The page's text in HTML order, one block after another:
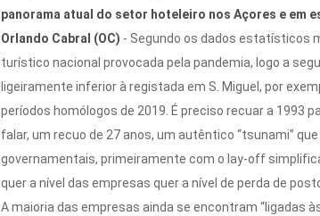
panorama atual do setor hoteleiro nos Açores e em
Orlando Cabral (OC) - Segundo os dados estatísticos
turístico nacional provocada pela pandemia, logo a
ligeiramente inferior à registada em S. Miguel, por
períodos homólogos de 2019. É preciso recuar a 1993
falar, um recuo de 27 anos, um autêntico “tsunami”
governamentais, primeiramente com o lay-off
quer a nível das empresas quer a nível de perda de
A maioria das empresas ainda se encontram “ligadas